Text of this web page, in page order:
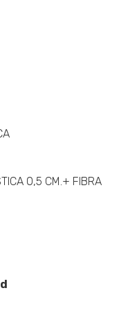
0,5 CM.+ FIBRA